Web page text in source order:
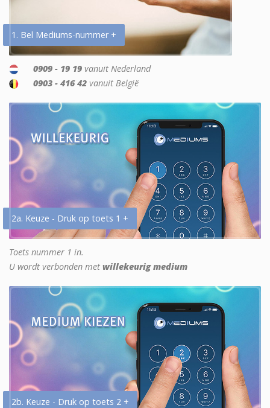
1. Bel Mediums-nummer +
0909 - 19 19 vanuit Nederland
0903 - 416 42 vanuit België
2a. Keuze - Druk op toets 1 +
Toets nummer 1 in.
U wordt verbonden met willekeurig medium
2b. Keuze - Druk op toets 2 +